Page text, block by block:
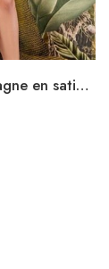
Robe de soirée champagne en satin col bénitier mi longue fendue à bretelles sans manches